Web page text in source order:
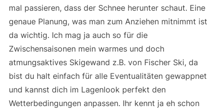
mal passieren, dass der Schnee herunter schaut. Eine
genaue Planung, was man zum Anziehen mitnimmt ist
da wichtig. Ich mag ja auch so für die
Zwischensaisonen mein warmes und doch
atmungsaktives Skigewand z.B. von Fischer Ski, da
bist du halt einfach für alle Eventualitäten gewappnet
und kannst dich im Lagenlook perfekt den
Wetterbedingungen anpassen. Ihr kennt ja eh schon